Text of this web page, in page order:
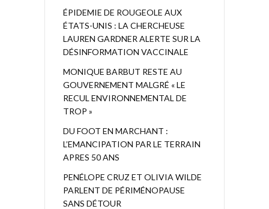
ÉPIDEMIE DE ROUGEOLE AUX
ÉTATS-UNIS : LA CHERCHEUSE
LAUREN GARDNER ALERTE SUR LA
DÉSINFORMATION VACCINALE
MONIQUE BARBUT RESTE AU
GOUVERNEMENT MALGRÉ « LE
RECUL ENVIRONNEMENTAL DE
TROP »
DU FOOT EN MARCHANT :
L’EMANCIPATION PAR LE TERRAIN
APRES 50 ANS
PENÉLOPE CRUZ ET OLIVIA WILDE
PARLENT DE PÉRIMÉNOPAUSE
SANS DÉTOUR